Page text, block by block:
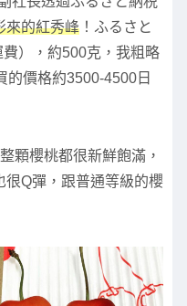
來的紅秀峰 ！ふるさと
），約500克，我粗略
的價格約3500-4500日
整顆櫻桃都很新鮮飽滿，
很Q彈，跟普通等級的櫻